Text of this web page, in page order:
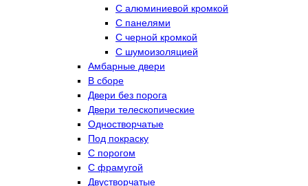
С алюминиевой кромкой
С панелями
С черной кромкой
С шумоизоляцией
Амбарные двери
В сборе
Двери без порога
Двери телескопические
Одностворчатые
Под покраску
С порогом
С фрамугой
Двустворчатые